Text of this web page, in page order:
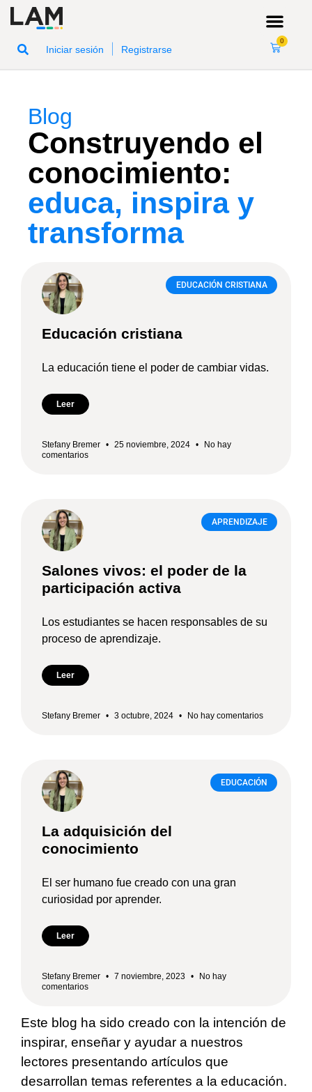
Iniciar sesión Registrarse
0
Blog
Construyendo el
conocimiento:
educa, inspira y
transforma
EDUCACIÓN CRISTIANA
Educación cristiana
La educación tiene el poder de cambiar vidas.
Leer
Stefany Bremer 25 noviembre, 2024
No hay
comentarios
APRENDIZAJE
Salones vivos: el poder de la
participación activa
Los estudiantes se hacen responsables de su
proceso de aprendizaje.
Leer
Stefany Bremer 3 octubre, 2024 No hay comentarios
EDUCACIÓN
La adquisición del
conocimiento
El ser humano fue creado con una gran
curiosidad por aprender.
Leer
Stefany Bremer 7 noviembre, 2023
No hay
comentarios
Este blog ha sido creado con la intención de
inspirar, enseñar y ayudar a nuestros
lectores presentando artículos que
desarrollan temas referentes a la educación.